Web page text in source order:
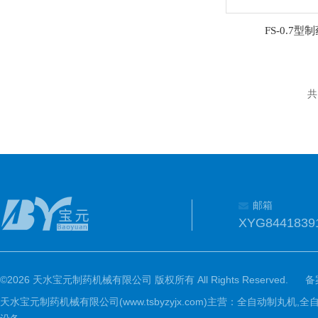
FS-0.7型
邮箱
©2026 天水宝元制药机械有限公司 版权所有 All Rights Reserved.
备
天水宝元制药机械有限公司(www.tsbyzyjx.com)主营：全自动制丸机,